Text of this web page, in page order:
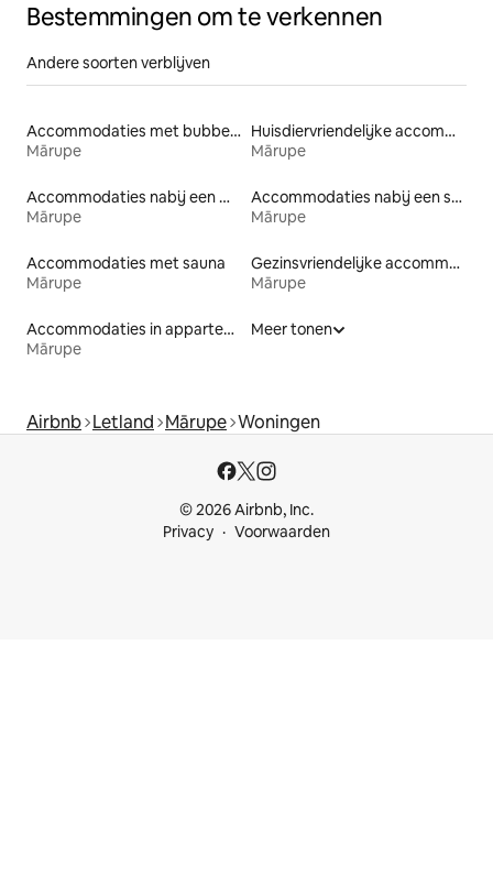
Bestemmingen om te verkennen
Andere soorten verblijven
Accommodaties met bubbelbad
Mārupe
Huisdiervriendelijke accommodaties
Mārupe
Accommodaties nabij een meer
Mārupe
Accommodaties nabij een strand
Mārupe
Accommodaties met sauna
Mārupe
Gezinsvriendelijke accommodaties
Mārupe
Accommodaties in appartementen met diensten
Mārupe
Meer tonen
Airbnb Letland Mārupe Woningen
© 2026 Airbnb, Inc.
Privacy
Voorwaarden